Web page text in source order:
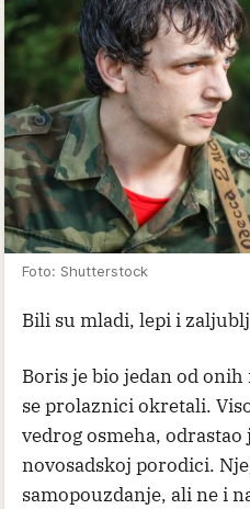
Foto: Shutterstock
Bili su mladi, lepi i
Boris je bio jedan od
se prolaznici okretali.
vedrog osmeha, odrastao
novosadskoj porodici.
samopouzdanje, ali ne i